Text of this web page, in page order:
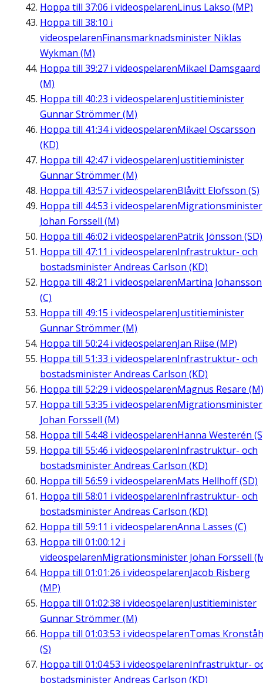
Hoppa till 37:06 i videospelarenLinus Lakso (MP)
Hoppa till 38:10 i
videospelarenFinansmarknadsminister Niklas
Wykman (M)
Hoppa till 39:27 i videospelarenMikael Damsgaard
(M)
Hoppa till 40:23 i videospelarenJustitieminister
Gunnar Strömmer (M)
Hoppa till 41:34i videospelarenMikael Oscarsson
(KD)
Hoppa till 42:47 i videospelarenJustitieminister
Gunnar Strömmer (M)
Hoppa till 43:57 i videospelarenBlåvitt Elofsson (S)
Hoppa till 44:53 i videospelarenMigrationsminister
Johan Forssell (M)
Hoppa till 46:02 i videospelarenPatrik Jönsson (SD)
Hoppa till 47:11 i videospelarenInfrastruktur- och
bostadsminister Andreas Carlson (KD)
Hoppa till 48:21 i videospelarenMartina Johansson
(C)
Hoppa till 49:15 i videospelarenJustitieminister
Gunnar Strömmer (M)
Hoppa till 50:24i videospelarenJan Riise (MP)
Hoppa till 51:33 i videospelarenInfrastruktur- och
bostadsminister Andreas Carlson (KD)
Hoppa till 52:29 i videospelarenMagnus Resare (M)
Hoppa till 53:35 i videospelarenMigrationsminister
Johan Forssell (M)
Hoppa till 54:48 i videospelarenHanna Westerén
Hoppa till 55:46 i videospelarenInfrastruktur- och
bostadsminister Andreas Carlson (KD)
Hoppa till 56:59 i videospelarenMats Hellhoff (SD)
Hoppa till 58:01 i videospelarenInfrastruktur- och
bostadsminister Andreas Carlson (KD)
Hoppa till 59:11 i videospelarenAnna Lasses (C)
Hoppa till 01:00:12 i
videospelarenMigrationsminister Johan Forssell
Hoppa till 01:01:26 i videospelarenJacob Risberg
(MP)
Hoppa till 01:02:38 i videospelarenJustitieminister
Gunnar Strömmer (M)
Hoppa till 01:03:53 i videospelarenTomas
(S)
Hoppa till 01:04:53 i videospelarenInfrastruktur-
bostadsminister Andreas Carlson (KD)